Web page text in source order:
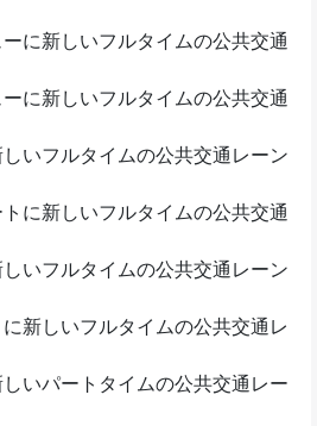
に新しいフルタイムの公共交通
に新しいフルタイムの公共交通
いフルタイムの公共交通レーン
に新しいフルタイムの公共交通
いフルタイムの公共交通レーン
新しいフルタイムの公共交通レ
いパートタイムの公共交通レー